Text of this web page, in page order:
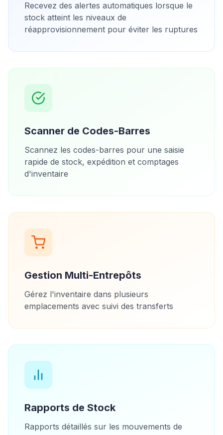
Recevez des alertes automatiques lorsque le
stock atteint les niveaux de
réapprovisionnement pour éviter les ruptures
Scanner de Codes-Barres
Scannez les codes-barres pour une saisie
rapide de stock, expédition et comptages
d'inventaire
Gestion Multi-Entrepôts
Gérez l'inventaire dans plusieurs
emplacements avec suivi des transferts
Rapports de Stock
Rapports détaillés sur les mouvements de